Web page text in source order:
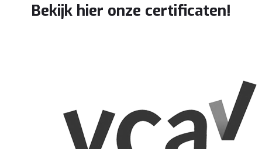
Bekijk hier onze certificaten!